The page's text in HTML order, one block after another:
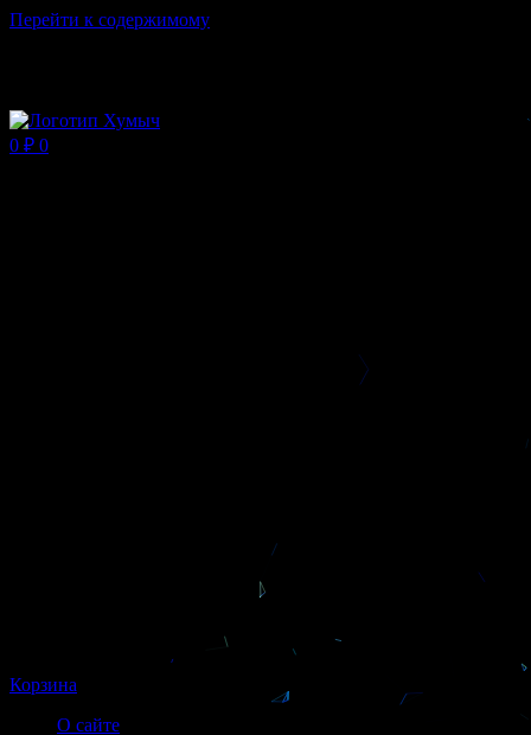
Перейти к содержимому
0 ₽ 0
Корзина
О сайте